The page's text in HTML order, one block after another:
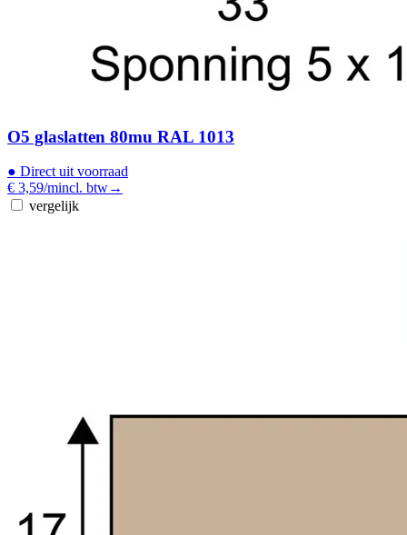
O5 glaslatten 80mu RAL 1013
● Direct uit voorraad
€ 3,59/mincl. btw→
vergelijk